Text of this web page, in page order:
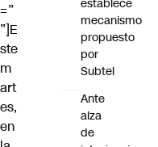
=”
”]E
ste
m
art
es,
en
establece
mecanismo
propuesto
por
Subtel
Ante
alza
de